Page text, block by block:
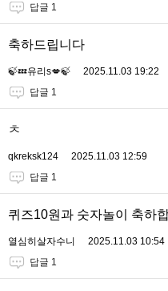
답글 1
축하드립니다
🍃💤유리s💋🍃
2025.11.03 19:22
답글 1
ㅊ
qkreksk124
2025.11.03 12:59
답글 1
퀴즈10원과 숫자놀이 축하
열심히살자수니
2025.11.03 10:54
답글 1